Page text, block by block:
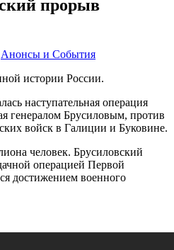
прорыв
Анонсы и События
истории России.
наступательная операция
генералом Брусиловым, против
войск в Галиции и Буковине.
человек. Брусиловский
операцией Первой
достижением военного